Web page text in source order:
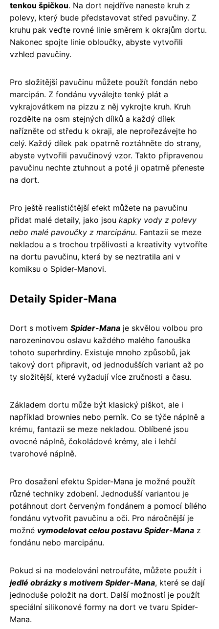
tenkou špičkou. Na dort nejdříve naneste kruh z
polevy, který bude představovat střed pavučiny. Z
kruhu pak veďte rovné linie směrem k okrajům dortu.
Nakonec spojte linie obloučky, abyste vytvořili
vzhled pavučiny.
Pro složitější pavučinu můžete použít fondán nebo
marcipán. Z fondánu vyválejte tenký plát a
vykrajovátkem na pizzu z něj vykrojte kruh. Kruh
rozdělte na osm stejných dílků a každý dílek
nařízněte od středu k okraji, ale neprořezávejte ho
celý. Každý dílek pak opatrně roztáhněte do strany,
abyste vytvořili pavučinový vzor. Takto připravenou
pavučinu nechte ztuhnout a poté ji opatrně přeneste
na dort.
Pro ještě realističtější efekt můžete na pavučinu
přidat malé detaily, jako jsou kapky vody z polevy
nebo malé pavoučky z marcipánu. Fantazii se meze
nekladou a s trochou trpělivosti a kreativity vytvoříte
na dortu pavučinu, která by se neztratila ani v
komiksu o Spider-Manovi.
Detaily Spider-Mana
Dort s motivem Spider-Mana je skvělou volbou pro
narozeninovou oslavu každého malého fanouška
tohoto superhrdiny. Existuje mnoho způsobů, jak
takový dort připravit, od jednodušších variant až po
ty složitější, které vyžadují více zručnosti a času.
Základem dortu může být klasický piškot, ale i
například brownies nebo perník. Co se týče náplně a
krému, fantazii se meze nekladou. Oblíbené jsou
ovocné náplně, čokoládové krémy, ale i lehčí
tvarohové náplně.
Pro dosažení efektu Spider-Mana je možné použít
různé techniky zdobení. Jednodušší variantou je
potáhnout dort červeným fondánem a pomocí bílého
fondánu vytvořit pavučinu a oči. Pro náročnější je
možné vymodelovat celou postavu Spider-Mana z
fondánu nebo marcipánu.
Pokud si na modelování netroufáte, můžete použít i
jedlé obrázky s motivem Spider-Mana, které se dají
jednoduše položit na dort. Další možností je použít
speciální silikonové formy na dort ve tvaru Spider-
Mana.